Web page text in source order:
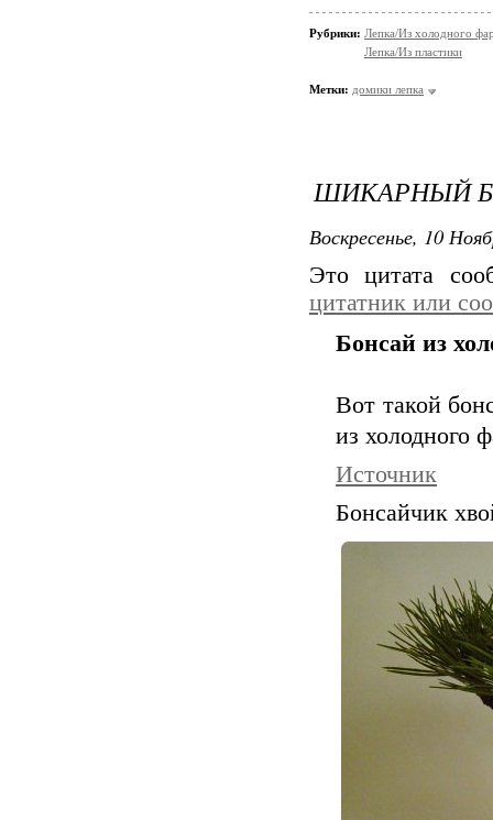
Рубрики: Лепка/Из холодного
Лепка/Из пластики
Метки: домики лепка
ШИКАРНЫЙ
Воскресенье, 10
Это цитата
цитатник или
Бонсай из
Вот такой
из холодного
Источник
Бонсайчик